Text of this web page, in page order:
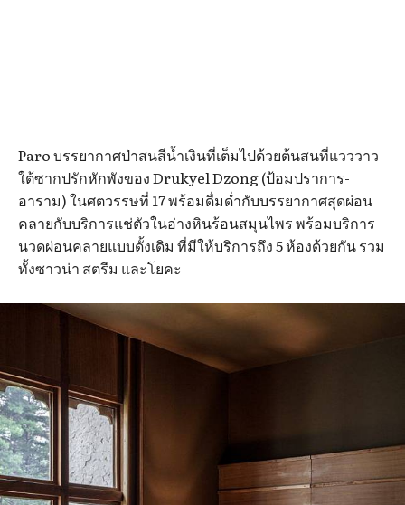
Paro บรรยากาศป่าสนสีน้ำเงินที่เต็มไปด้วยต้นสนที่แวววาว
ใต้ซากปรักหักพังของ Drukyel Dzong (ป้อมปราการ-
อาราม) ในศตวรรษที่ 17 พร้อมดื่มด่ำกับบรรยากาศสุดผ่อน
คลายกับบริการแช่ตัวในอ่างหินร้อนสมุนไพร พร้อมบริการ
นวดผ่อนคลายแบบดั้งเดิม ที่มีให้บริการถึง 5 ห้องด้วยกัน รวม
ทั้งซาวน่า สตรีม และโยคะ